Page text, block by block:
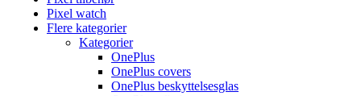
Pixel watch
Flere kategorier
Kategorier
OnePlus
OnePlus covers
OnePlus beskyttelsesglas